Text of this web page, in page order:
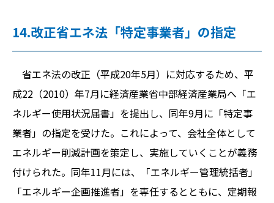
14.改正省エネ法「特定事業者」の指定
省エネ法の改正（平成20年5月）に対応するため、平
成22（2010）年7月に経済産業省中部経済産業局へ「エ
ネルギー使用状況届書」を提出し、同年9月に「特定事
業者」の指定を受けた。これによって、会社全体として
エネルギー削減計画を策定し、実施していくことが義務
付けられた。同年11月には、「エネルギー管理統括者」
「エネルギー企画推進者」を専任するとともに、定期報